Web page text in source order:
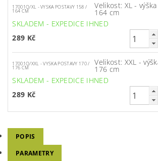
17001Q/XL - VYSKA POSTAVY 158 /
164 CM
Velikost: XL -
164 cm
SKLADEM - EXPEDICE IHNED
289 Kč
17001Q/XXL - VYSKA POSTAVY 170 /
176 CM
Velikost: XXL -
176 cm
SKLADEM - EXPEDICE IHNED
289 Kč
POPIS
PARAMETRY